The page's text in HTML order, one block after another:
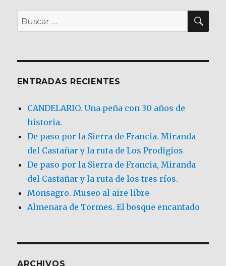
Buscar
por:
ENTRADAS RECIENTES
CANDELARIO. Una peña con 30 años de
historia.
De paso por la Sierra de Francia. Miranda
del Castañar y la ruta de Los Prodigios
De paso por la Sierra de Francia, Miranda
del Castañar y la ruta de los tres ríos.
Monsagro. Museo al aire libre
Almenara de Tormes. El bosque encantado
ARCHIVOS